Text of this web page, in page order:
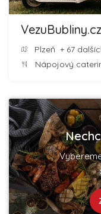
VezuBubliny.cz
Plzeň + 67
Nápojový